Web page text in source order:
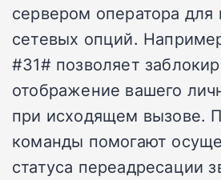
сервером оператора для
сетевых опций.
#31# позволяет
отображение вашего
при исходящем вызове.
команды помогают
статуса переадресации